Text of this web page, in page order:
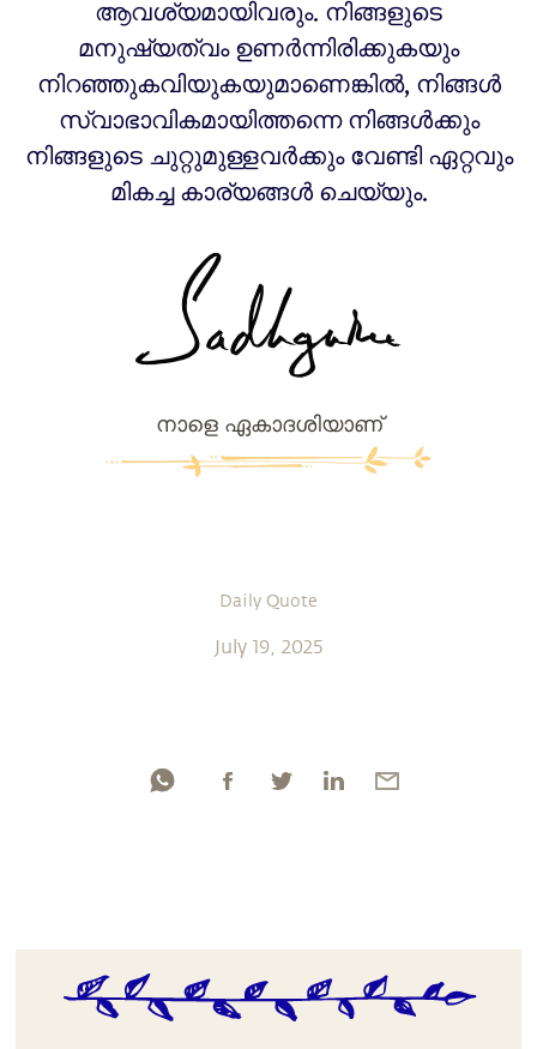
ആവശ്യമായിവരും. നിങ്ങളുടെ
മനുഷ്യത്വം ഉണർന്നിരിക്കുകയും
നിറഞ്ഞുകവിയുകയുമാണെങ്കിൽ, നിങ്ങൾ
സ്വാഭാവികമായിത്തന്നെ നിങ്ങൾക്കും
നിങ്ങളുടെ ചുറ്റുമുള്ളവർക്കും വേണ്ടി ഏറ്റവും
മികച്ച കാര്യങ്ങൾ ചെയ്യും.
നാളെ ഏകാദശിയാണ്
Daily Quote
July 19, 2025